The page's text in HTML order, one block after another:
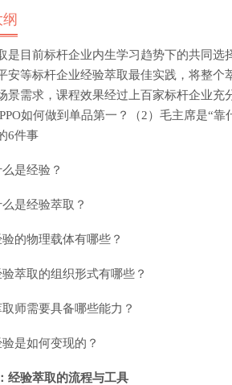
是目前标杆企业内生学习趋势下的共同
安等标杆企业经验萃取最佳实践，将整
景需求，课程效果经过上百家标杆企业充
如何做到单品第一？（2）毛主席是“
6件事
么是经验？
么是经验萃取？
验的物理载体有哪些？
验萃取的组织形式有哪些？
取师需要具备哪些能力？
验是如何变现的？
经验萃取的流程与工具